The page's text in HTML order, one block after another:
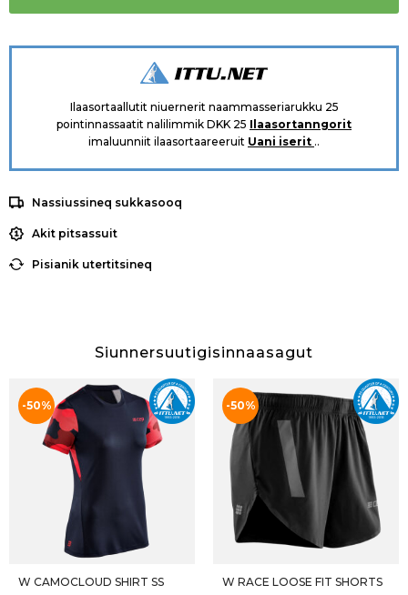
Ilaasortaallutit niuernerit naammasseriarukku 25
pointinnassaatit nalilimmik DKK 25 Ilaasortanngorit
imaluunniit ilaasortaareeruit Uani iserit ..
Nassiussineq sukkasooq
Akit pitsassuit
Pisianik utertitsineq
Siunnersuutigisinnaasagut
25ittu
-50%
W CAMOCLOUD SHIRT SS
25ittu
-50%
W RACE LOOSE FIT SHORTS